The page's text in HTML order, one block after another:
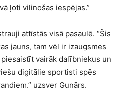
ļoti vilinošas iespējas.”
attīstās visā pasaulē. “Šis
jauns, tam vēl ir izaugsmes
vairāk dalībniekus un
digitālie sportisti spēs
uzsver Gunārs.